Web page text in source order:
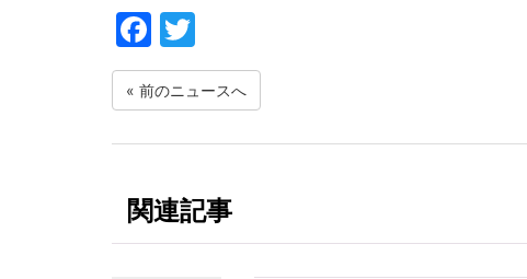
Facebook
« 前のニュースへ
関連記事